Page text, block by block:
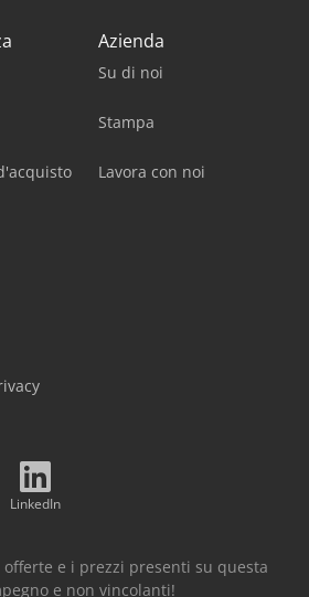
Azienda
Su di noi
Stampa
Lavora con noi
LinkedIn
e i prezzi presenti su questa
e non vincolanti!